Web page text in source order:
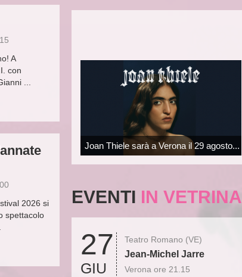
Joan Thiele sarà a Verona il 29 agosto...
EVENTI IN VETRINA
27
GIU
Teatro Romano (VE)
Jean-Michel Jarre
Verona ore 21.15
A
con
...
2026 si
spettacolo